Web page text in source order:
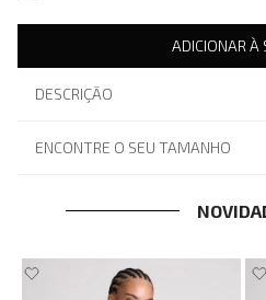
ADICIONAR À
DESCRIÇÃO
ENCONTRE O SEU TAMANHO